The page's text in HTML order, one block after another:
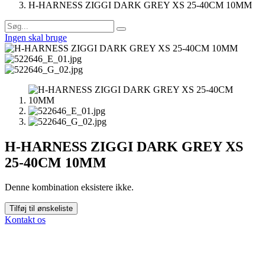
H-HARNESS ZIGGI DARK GREY XS 25-40CM 10MM
Ingen skal bruge
H-HARNESS ZIGGI DARK GREY XS
25-40CM 10MM
Denne kombination eksistere ikke.
Tilføj til ønskeliste
Kontakt os